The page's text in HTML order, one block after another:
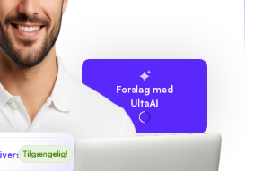
Forslag med
UltaAI
Tilgængelig!